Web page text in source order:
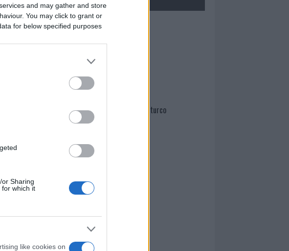
and may gather and store
You may click to grant or
for below specified purposes
Sharing
which it
like cookies on
Mario Malu
Paolo Pinna
Martina Agostina Diturco
I nostri cari
I nostri cari
I nostri cari